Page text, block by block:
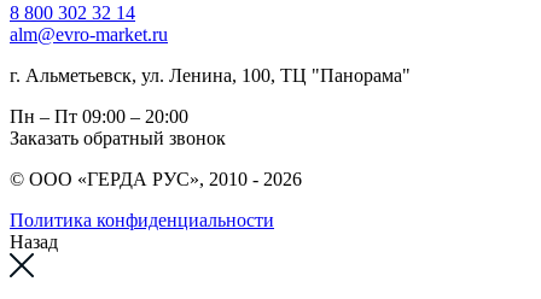
8 800 302 32 14
alm@evro-market.ru
г. Альметьевск, ул. Ленина, 100, ТЦ "Панорама"
Пн – Пт 09:00 – 20:00
Заказать обратный звонок
© ООО «ГЕРДА РУС», 2010 - 2026
Политика конфиденциальности
Назад